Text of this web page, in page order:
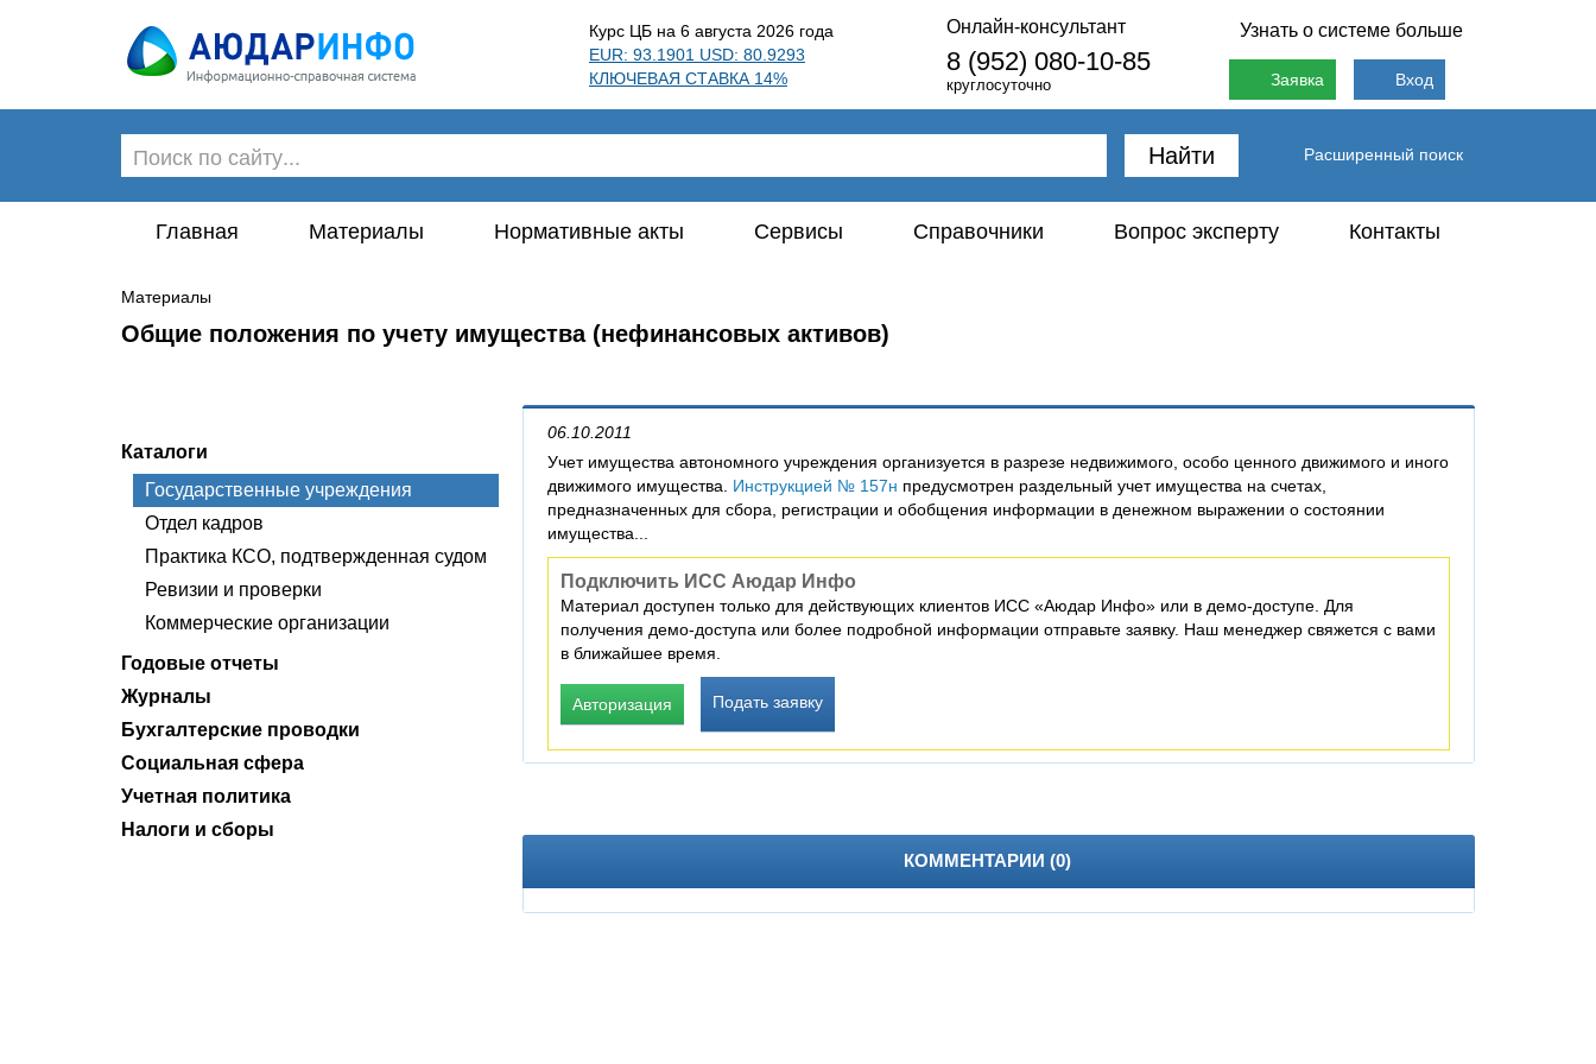
Курс ЦБ на 6 августа 2026 года
EUR: 93.1901 USD: 80.9293
КЛЮЧЕВАЯ СТАВКА 14%
Онлайн-консультант
8 (952) 080-10-85
круглосуточно
Узнать о системе больше
Заявка Вход
Найти Расширенный поиск
Главная Материалы Нормативные акты Сервисы Справочники Вопрос эксперту Контакты
Материалы
Общие положения по учету имущества (нефинансовых активов)
Каталоги
Государственные учреждения
Отдел кадров
Практика КСО, подтвержденная судом
Ревизии и проверки
Коммерческие организации
Годовые отчеты
Журналы
Бухгалтерские проводки
Социальная сфера
Учетная политика
Налоги и сборы
06.10.2011
Учет имущества автономного учреждения организуется в разрезе недвижимого, особо ценного движимого и иного
движимого имущества. Инструкцией № 157н предусмотрен раздельный учет имущества на счетах,
предназначенных для сбора, регистрации и обобщения информации в денежном выражении о состоянии
имущества...
Подключить ИСС Аюдар Инфо
Материал доступен только для действующих клиентов ИСС «Аюдар Инфо» или в демо-доступе. Для
получения демо-доступа или более подробной информации отправьте заявку. Наш менеджер свяжется с вами
в ближайшее время.
Авторизация Подать заявку
КОММЕНТАРИИ (0)